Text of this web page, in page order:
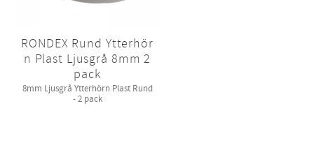
RONDEX Rund Ytterhör
n Plast Ljusgrå 8mm 2
pack
8mm Ljusgrå Ytterhörn Plast Rund
- 2 pack